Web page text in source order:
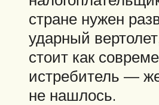
стране нужен
ударный
стоит как
истребитель —
не нашлось.